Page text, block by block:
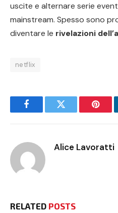
uscite e alternare serie
mainstream. Spesso sono
diventare le rivelazioni
netflix
FacebookTwitter
Alice Lavoratti
RELATED POSTS